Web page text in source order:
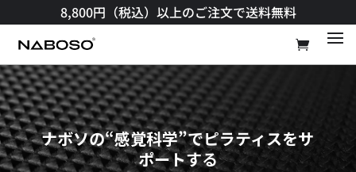
8,800円（税込）以上のご注文で送料無料​
ナボソの“感覚科学”でピラティスをサ
ポートする